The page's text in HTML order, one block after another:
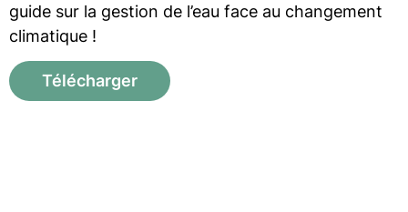
guide sur la gestion de l’eau face au changement
climatique !
Télécharger